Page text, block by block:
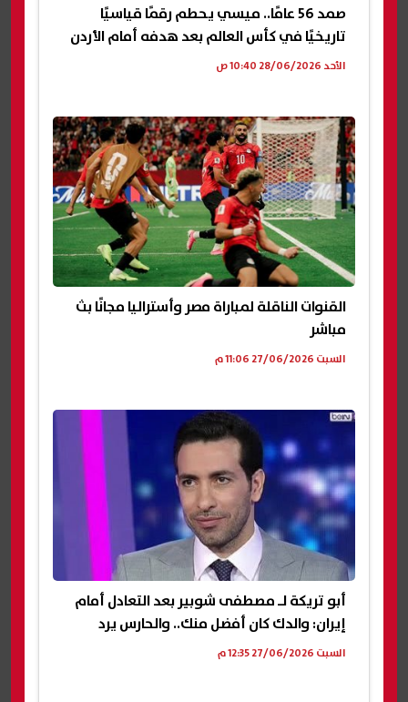
صمد 56 عامًا.. ميسي يحطم رقمًا قياسيًا
تاريخيًا في كأس العالم بعد هدفه أمام الأردن
الأحد 28/06/2026 10:40 ص
القنوات الناقلة لمباراة مصر وأستراليا مجانًا بث
مباشر
السبت 27/06/2026 11:06 م
أبو تريكة لـ مصطفى شوبير بعد التعادل أمام
إيران: والدك كان أفضل منك.. والحارس يرد
السبت 27/06/2026 12:35 م